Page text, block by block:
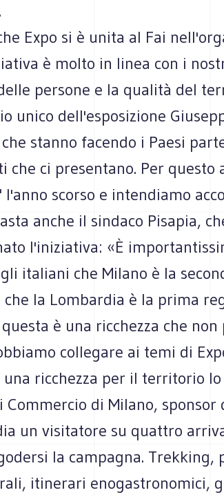
Expo si è unita al Fai
è molto in linea con i
persone e la qualità del
unico dell'esposizione
stanno facendo i Paesi
che ci presentano. Per questo
scorso e intendiamo
anche il sindaco Pisapia,
l'iniziativa: «È
italiani che Milano è la
che la Lombardia è la prima
è una ricchezza che non
collegare ai temi di
ricchezza per il territorio
di Milano, sponsor
un visitatore su quattro
la campagna. Trekking,
itinerari enogastronomici,